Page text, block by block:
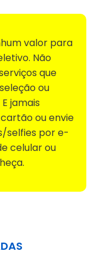
valor para
Não
que
ou
jamais
ou envie
selfies por e-
celular ou